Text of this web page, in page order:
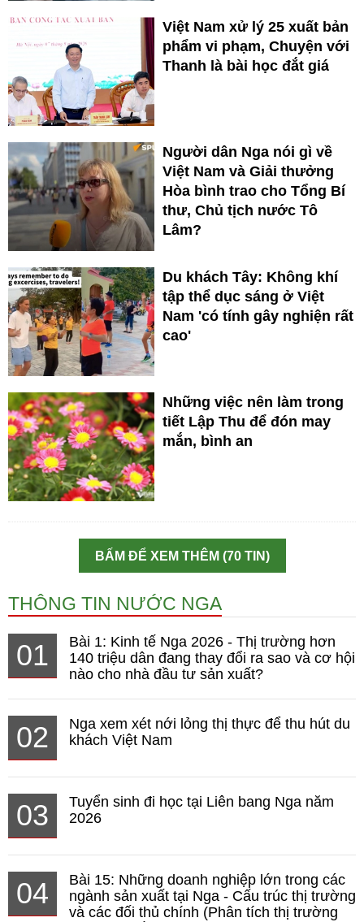
Việt Nam xử lý 25 xuất bản
phẩm vi phạm, Chuyện với
Thanh là bài học đắt giá
Người dân Nga nói gì về
Việt Nam và Giải thưởng
Hòa bình trao cho Tổng Bí
thư, Chủ tịch nước Tô
Lâm?
Du khách Tây: Không khí
tập thể dục sáng ở Việt
Nam 'có tính gây nghiện rất
cao'
Những việc nên làm trong
tiết Lập Thu để đón may
mắn, bình an
BẤM ĐỂ XEM THÊM (70 TIN)
THÔNG TIN NƯỚC NGA
01
Bài 1: Kinh tế Nga 2026 - Thị trường hơn
140 triệu dân đang thay đổi ra sao và cơ hội
nào cho nhà đầu tư sản xuất?
02
Nga xem xét nới lỏng thị thực để thu hút du
khách Việt Nam
03
Tuyển sinh đi học tại Liên bang Nga năm
2026
04
Bài 15: Những doanh nghiệp lớn trong các
ngành sản xuất tại Nga - Cấu trúc thị trường
và các đối thủ chính (Phân tích thị trường